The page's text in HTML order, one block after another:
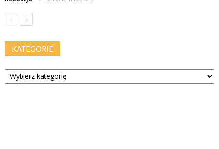
KATEGORIE
Kategorie